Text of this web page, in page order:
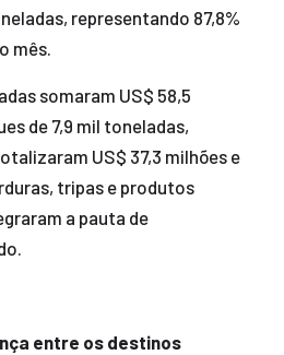
representando 87,8%
mês.
somaram US$ 58,5
de 7,9 mil toneladas,
US$ 37,3 milhões e
tripas e produtos
a pauta de
entre os destinos